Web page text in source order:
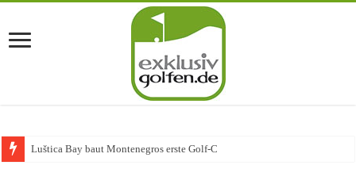
Luštica Bay baut Montenegros erste Golf-Community wei